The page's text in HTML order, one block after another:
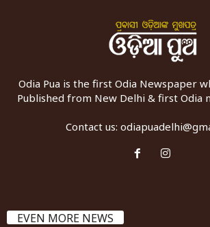
Odia Pua is the first Odia Newspaper
Published from New Delhi & first Odia
Contact us:
EVEN MORE NEWS